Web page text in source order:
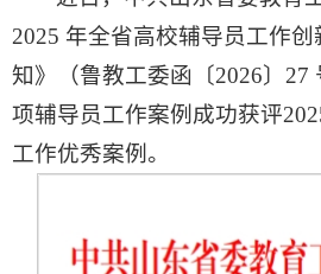
2025 年全省高校辅导员工作
知》（鲁教工委函〔2026〕27
项辅导员工作案例成功获评
工作优秀案例。